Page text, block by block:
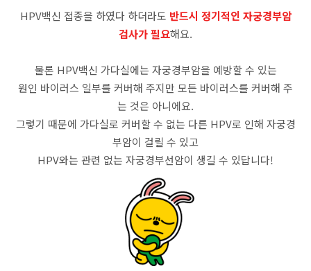
HPV백신 접종을 하였다 하더라도 반드시 정기적인 자궁경부암
검사가 필요해요.
물론 HPV백신 가다실에는 자궁경부암을 예방할 수 있는
원인 바이러스 일부를 커버해 주지만 모든 바이러스를 커버해 주
는 것은 아니에요.
그렇기 때문에 가다실로 커버할 수 없는 다른 HPV로 인해 자궁경
부암이 걸릴 수 있고
HPV와는 관련 없는 자궁경부선암이 생길 수 있답니다!